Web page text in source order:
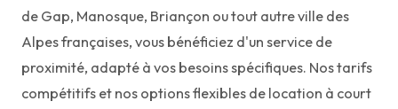
de Gap, Manosque, Briançon ou tout autre ville des
Alpes françaises, vous bénéficiez d'un service de
proximité, adapté à vos besoins spécifiques. Nos tarifs
compétitifs et nos options flexibles de location à court